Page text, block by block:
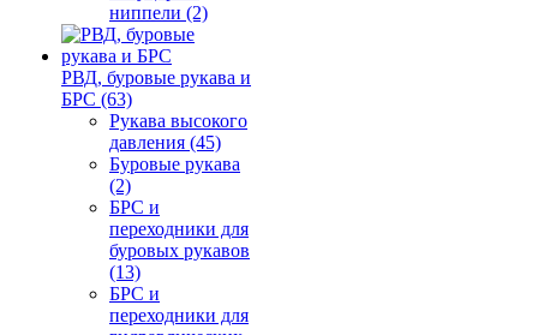
ниппели (2)
РВД, буровые рукава и
БРС (63)
Рукава высокого
давления (45)
Буровые рукава
(2)
БРС и
переходники для
буровых рукавов
(13)
БРС и
переходники для